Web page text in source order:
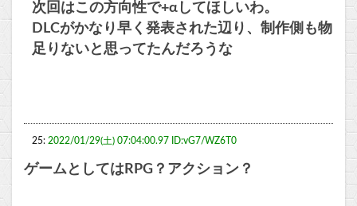
次回はこの方向性で+αしてほしいわ。
DLCがかなり早く発表された辺り、制作側も物
足りないと思ってたんだろうな
25: 2022/01/29(土) 07:04:00.97 ID:vG7/WZ6T0
ゲームとしてはRPG？アクション？